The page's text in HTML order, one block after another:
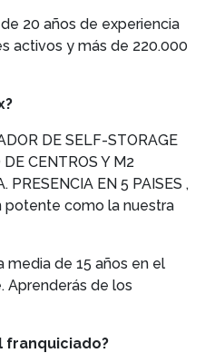
20 años de experiencia
activos y más de 220.000
DE SELF-STORAGE
CENTROS Y M2
PRESENCIA EN 5 PAISES ,
potente como la nuestra
media de 15 años en el
Aprenderás de los
franquiciado?